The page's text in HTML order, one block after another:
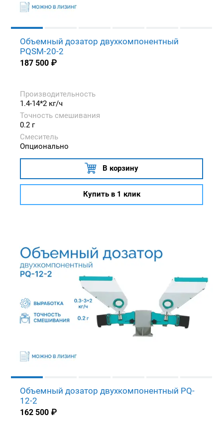
Объемный дозатор двухкомпонентный
PQSM-20-2
187 500 ₽
Производительность
1.4-14*2 кг/ч
Точность смешивания
0.2 г
Смеситель
Опционально
В корзину
Купить в 1 клик
Объемный дозатор двухкомпонентный PQ-
12-2
162 500 ₽